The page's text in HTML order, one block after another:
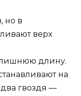
но в
верх
длину.
на
гвоздя —